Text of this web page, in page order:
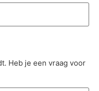
Heb je een vraag voor